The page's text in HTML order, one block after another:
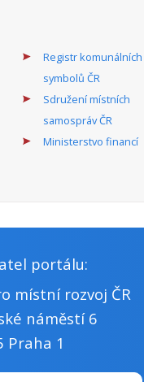
Registr komunálních
symbolů ČR
Sdružení místních
samospráv ČR
Ministerstvo financí
portálu:
místní rozvoj ČR
náměstí 6
Praha 1